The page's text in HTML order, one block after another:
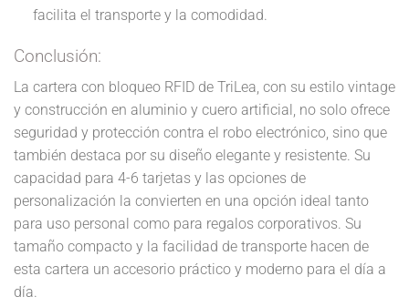
facilita el transporte y la comodidad.
Conclusión:
La cartera con bloqueo RFID de TriLea, con su estilo vintage
y construcción en aluminio y cuero artificial, no solo ofrece
seguridad y protección contra el robo electrónico, sino que
también destaca por su diseño elegante y resistente. Su
capacidad para 4-6 tarjetas y las opciones de
personalización la convierten en una opción ideal tanto
para uso personal como para regalos corporativos. Su
tamaño compacto y la facilidad de transporte hacen de
esta cartera un accesorio práctico y moderno para el día a
día.